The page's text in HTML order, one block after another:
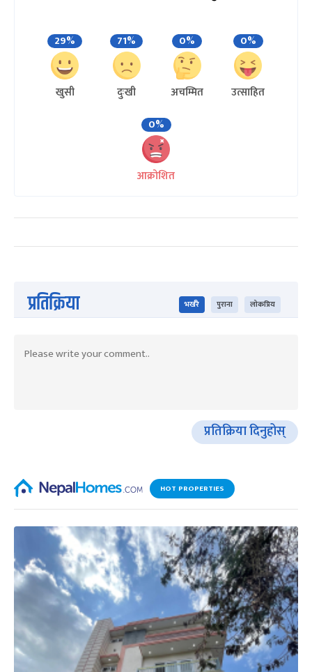
29%
खुसी
71%
दुःखी
0%
अचम्मित
0%
उत्साहित
0%
आक्रोशित
प्रतिक्रिया भर्खरै पुराना लोकप्रिय
प्रतिक्रिया दिनुहोस्
HOT PROPERTIES